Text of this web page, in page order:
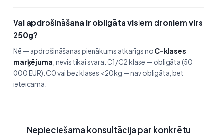
Vai apdrošināšana ir obligāta visiem droniem virs
250g?
Nē — apdrošināšanas pienākums atkarīgs no C-klases
marķējuma , nevis tikai svara. C1/C2 klase — obligāta (50
000 EUR). C0 vai bez klases <20kg — nav obligāta, bet
ieteicama.
Nepieciešama konsultācija par konkrētu